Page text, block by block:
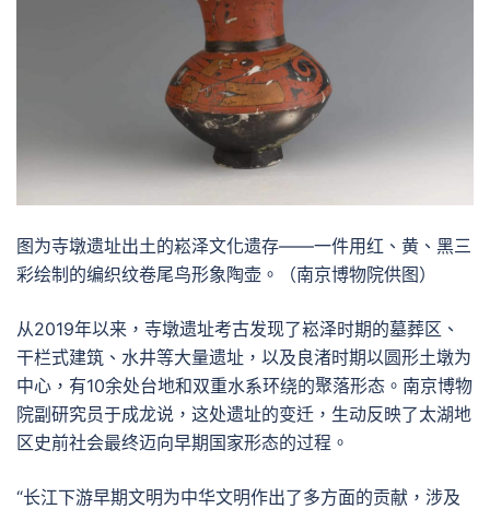
图为寺墩遗址出土的崧泽文化遗存——一件用红、黄、黑三
彩绘制的编织纹卷尾鸟形象陶壶。（南京博物院供图）
从2019年以来，寺墩遗址考古发现了崧泽时期的墓葬区、
干栏式建筑、水井等大量遗址，以及良渚时期以圆形土墩为
中心，有10余处台地和双重水系环绕的聚落形态。南京博物
院副研究员于成龙说，这处遗址的变迁，生动反映了太湖地
区史前社会最终迈向早期国家形态的过程。
“长江下游早期文明为中华文明作出了多方面的贡献，涉及